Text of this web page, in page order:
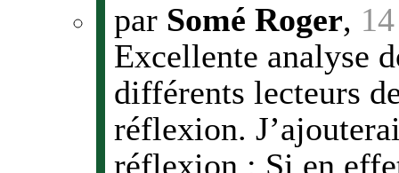
par Somé Roger,
Excellente analyse
différents lecteurs
réflexion.
réflexion : Si en